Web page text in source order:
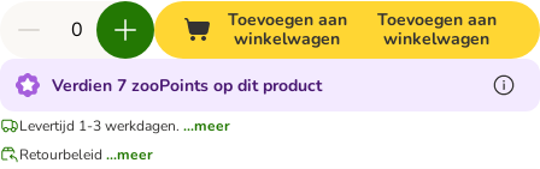
Toevoegen aan
winkelwagen
Toevoegen aan
winkelwagen
Verdien 7 zooPoints op dit product
Levertijd 1-3 werkdagen. ...meer
Retourbeleid ...meer